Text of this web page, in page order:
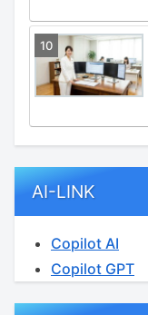
AI-LINK
Copilot AI
Copilot GPT